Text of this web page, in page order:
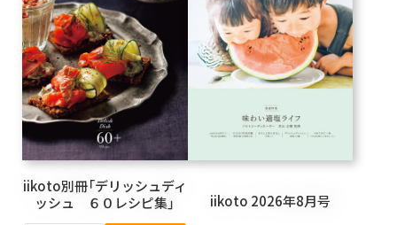
iikoto別冊「デリッシュディ
ッシュ ６０レシピ集」
iikoto 2026年8月号